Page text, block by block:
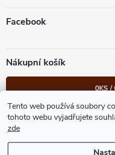
Tento web používá soubory
tohoto webu vyjadřujete
zde
Facebook
Nákupní košík
0KS /
Heureka.cz Facebook